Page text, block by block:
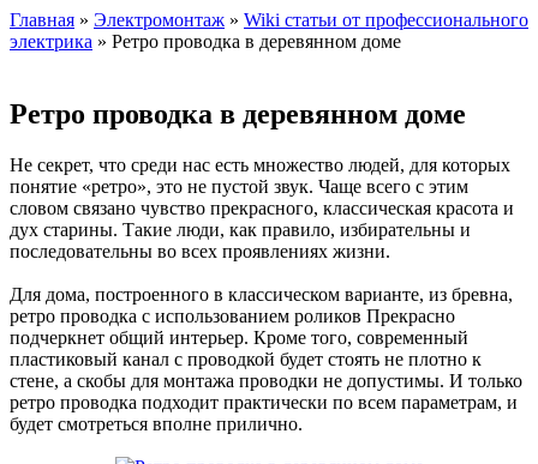
Главная » Электромонтаж » Wiki статьи от профессионального
электрика » Ретро проводка в деревянном доме
Ретро проводка в деревянном доме
Не секрет, что среди нас есть множество людей, для которых
понятие «ретро», это не пустой звук. Чаще всего с этим
словом связано чувство прекрасного, классическая красота и
дух старины. Такие люди, как правило, избирательны и
последовательны во всех проявлениях жизни.
Для дома, построенного в классическом варианте, из бревна,
ретро проводка с использованием роликов Прекрасно
подчеркнет общий интерьер. Кроме того, современный
пластиковый канал с проводкой будет стоять не плотно к
стене, а скобы для монтажа проводки не допустимы. И только
ретро проводка подходит практически по всем параметрам, и
будет смотреться вполне прилично.